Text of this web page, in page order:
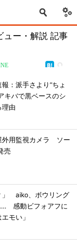
ュー・解説 記事
：派手さより“ちょ
バで黒ベースのシ
理由
外用監視カメラ ソー
売
」 aiko、ボウリング
感動ビフォアフに
モい」